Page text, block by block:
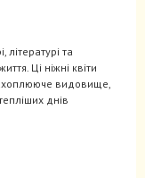
літературі та
Ці ніжні квіти
видовище,
днів